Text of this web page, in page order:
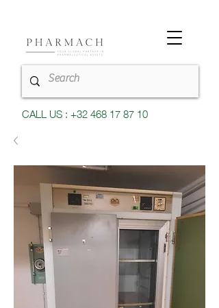
CALL US : +32 468 17 87 10